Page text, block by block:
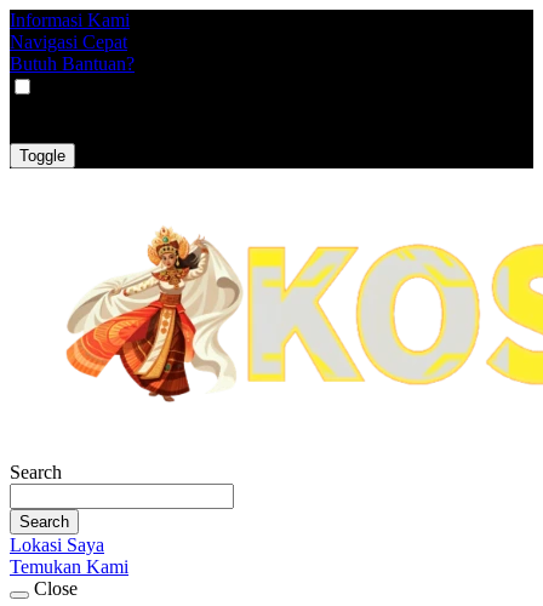
Informasi Kami
Navigasi Cepat
Butuh Bantuan?
Toggle
Search
Search
Lokasi Saya
Temukan Kami
Close